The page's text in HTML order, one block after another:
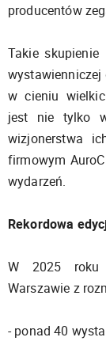
producentów
Takie skupienie
wystawienniczej
w cieniu
jest nie tylko
wizjonerstwa
firmowym
wydarzeń.
Rekordowa
W 2025 roku
Warszawie z
- ponad 40